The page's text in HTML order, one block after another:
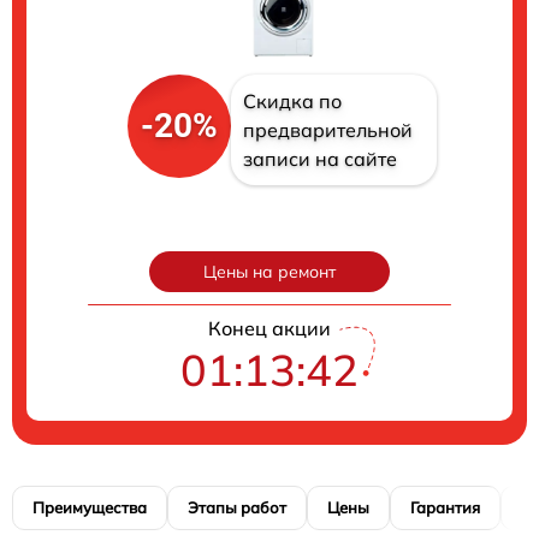
-20%
Скидка по
предварительной
записи на сайте
Цены на ремонт
Конец акции
01:13:41
Преимущества Этапы работ Цены Гарантия